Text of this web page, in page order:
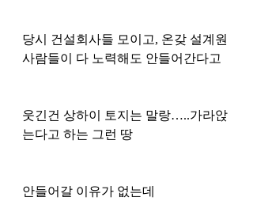
당시 건설회사들 모이고, 온갖 설계원
사람들이 다 노력해도 안들어간다고
웃긴건 상하이 토지는 말랑…..가라앉
는다고 하는 그런 땅
안들어갈 이유가 없는데